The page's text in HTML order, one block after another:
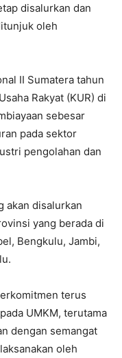
disalurkan dan
oleh
II Sumatera tahun
Rakyat (KUR) di
sebesar
pada sektor
pengolahan dan
akan disalurkan
yang berada di
Bengkulu, Jambi,
terus
UMKM, terutama
dengan semangat
oleh